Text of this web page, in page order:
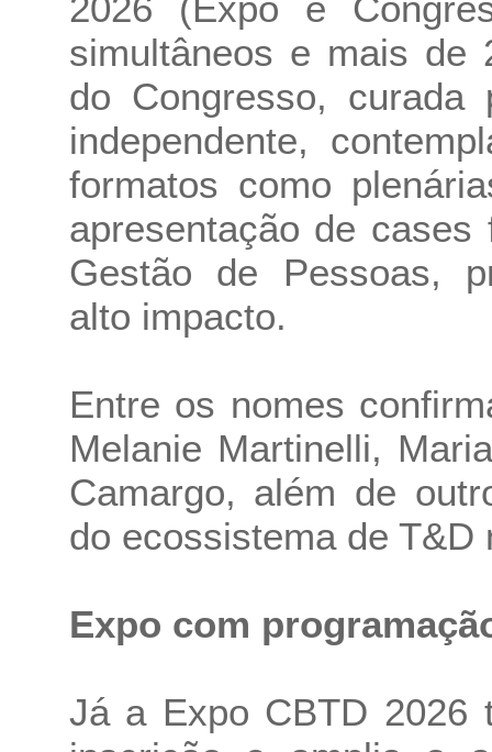
simultâneos e mais de
do Congresso, curada
independente,
formatos como
apresentação de
Gestão de Pessoas,
alto impacto.
Entre os nomes
Melanie Martinelli,
Camargo, além de
do ecossistema de T&D
Expo com
Já a Expo CBTD 2026